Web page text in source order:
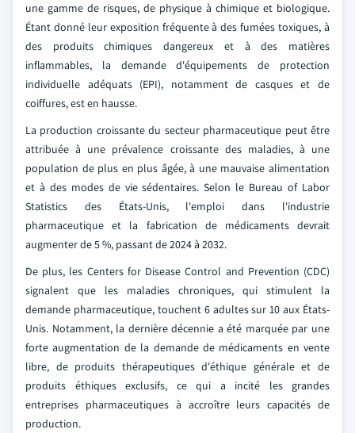
une gamme de risques, de physique à chimique et biologique.
Étant donné leur exposition fréquente à des fumées toxiques, à
des produits chimiques dangereux et à des matières
inflammables, la demande d'équipements de protection
individuelle adéquats (EPI), notamment de casques et de
coiffures, est en hausse.
La production croissante du secteur pharmaceutique peut être
attribuée à une prévalence croissante des maladies, à une
population de plus en plus âgée, à une mauvaise alimentation
et à des modes de vie sédentaires. Selon le Bureau of Labor
Statistics des États-Unis, l'emploi dans l'industrie
pharmaceutique et la fabrication de médicaments devrait
augmenter de 5 %, passant de 2024 à 2032.
De plus, les Centers for Disease Control and Prevention (CDC)
signalent que les maladies chroniques, qui stimulent la
demande pharmaceutique, touchent 6 adultes sur 10 aux États-
Unis. Notamment, la dernière décennie a été marquée par une
forte augmentation de la demande de médicaments en vente
libre, de produits thérapeutiques d'éthique générale et de
produits éthiques exclusifs, ce qui a incité les grandes
entreprises pharmaceutiques à accroître leurs capacités de
production.